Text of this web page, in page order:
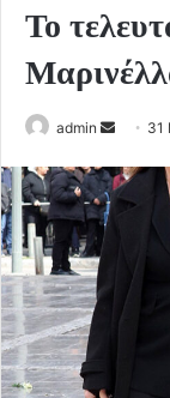
Το
admin
Send
email
31